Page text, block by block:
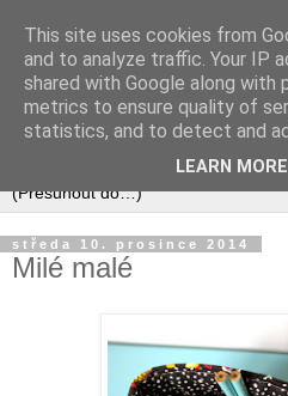
středa 10. prosince 2014
Milé malé
This site uses cookies from
and to analyze traffic. Your IP
shared with Google along with
metrics to ensure quality of
statistics, and to detect and
LEARN MORE